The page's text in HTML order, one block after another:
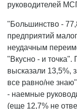
руководителей
"Большинство -
предприятий
неудачным
"Вкусно - и точка".
высказали 13,5%,
все равно/не
- наемные
(еще 12,7% не